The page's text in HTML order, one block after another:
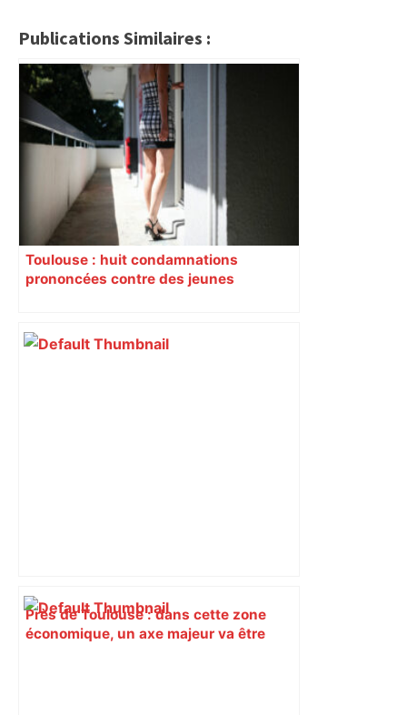
Publications Similaires :
Toulouse : huit condamnations
prononcées contre des jeunes
Près de Toulouse : dans cette zone
économique, un axe majeur va être